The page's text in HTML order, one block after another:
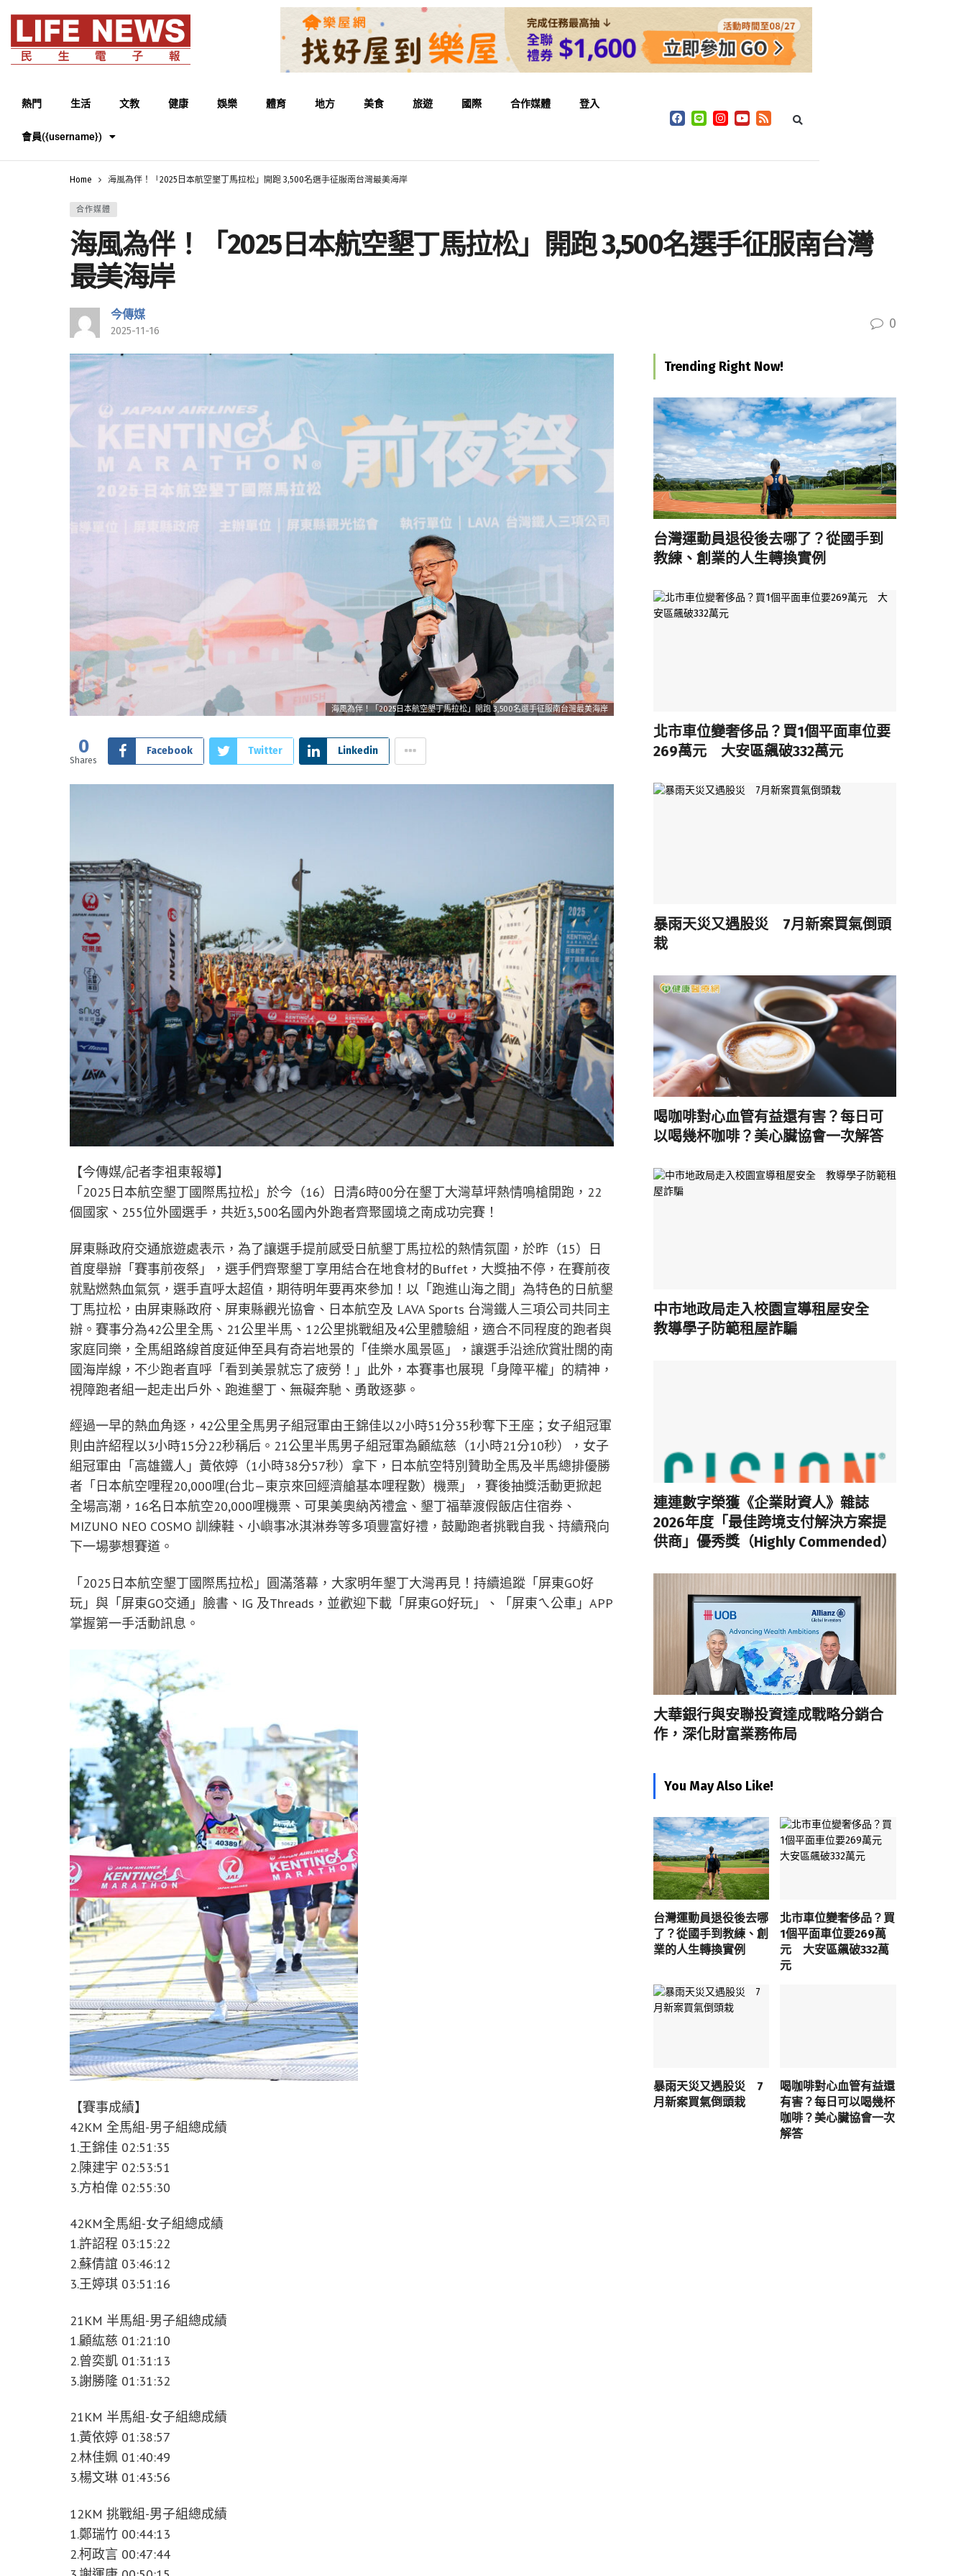
熱門 生活 文教 健康 娛樂 體育 地方 美食 旅遊 國際 合作媒體 登入
會員({username})
Home 海風為伴！「2025日本航空墾丁馬拉松」開跑 3,500名選手征服南台灣最美海岸
合作媒體
海風為伴！「2025日本航空墾丁馬拉松」開跑 3,500名選手征服南台灣
最美海岸
今傳媒
2025-11-16 0
海風為伴！「2025日本航空墾丁馬拉松」開跑 3,500名選手征服南台灣最美海岸
0
Shares
Facebook Twitter Linkedin
【今傳媒/記者李祖東報導】
「2025日本航空墾丁國際馬拉松」於今（16）日清6時00分在墾丁大灣草坪熱情鳴槍開跑，22
個國家、255位外國選手，共近3,500名國內外跑者齊聚國境之南成功完賽！
屏東縣政府交通旅遊處表示，為了讓選手提前感受日航墾丁馬拉松的熱情氛圍，於昨（15）日
首度舉辦「賽事前夜祭」，選手們齊聚墾丁享用結合在地食材的Buffet，大獎抽不停，在賽前夜
就點燃熱血氣氛，選手直呼太超值，期待明年要再來參加！以「跑進山海之間」為特色的日航墾
丁馬拉松，由屏東縣政府、屏東縣觀光協會、日本航空及 LAVA Sports 台灣鐵人三項公司共同主
辦。賽事分為42公里全馬、21公里半馬、12公里挑戰組及4公里體驗組，適合不同程度的跑者與
家庭同樂，全馬組路線首度延伸至具有奇岩地景的「佳樂水風景區」，讓選手沿途欣賞壯闊的南
國海岸線，不少跑者直呼「看到美景就忘了疲勞！」此外，本賽事也展現「身障平權」的精神，
視障跑者組一起走出戶外、跑進墾丁、無礙奔馳、勇敢逐夢。
經過一早的熱血角逐，42公里全馬男子組冠軍由王錦佳以2小時51分35秒奪下王座；女子組冠軍
則由許紹程以3小時15分22秒稱后。21公里半馬男子組冠軍為顧紘慈（1小時21分10秒），女子
組冠軍由「高雄鐵人」黃依婷（1小時38分57秒）拿下，日本航空特別贊助全馬及半馬總排優勝
者「日本航空哩程20,000哩(台北—東京來回經濟艙基本哩程數）機票」，賽後抽獎活動更掀起
全場高潮，16名日本航空20,000哩機票、可果美奧納芮禮盒、墾丁福華渡假飯店住宿券、
MIZUNO NEO COSMO 訓練鞋、小嶼事冰淇淋券等多項豐富好禮，鼓勵跑者挑戰自我、持續飛向
下一場夢想賽道。
「2025日本航空墾丁國際馬拉松」圓滿落幕，大家明年墾丁大灣再見！持續追蹤「屏東GO好
玩」與「屏東GO交通」臉書、IG 及Threads，並歡迎下載「屏東GO好玩」、「屏東ㄟ公車」APP
掌握第一手活動訊息。
【賽事成績】
42KM 全馬組-男子組總成績
1.王錦佳 02:51:35
2.陳建宇 02:53:51
3.方柏偉 02:55:30
42KM全馬組-女子組總成績
1.許詔程 03:15:22
2.蘇倩誼 03:46:12
3.王婷琪 03:51:16
21KM 半馬組-男子組總成績
1.顧紘慈 01:21:10
2.曾奕凱 01:31:13
3.謝勝隆 01:31:32
21KM 半馬組-女子組總成績
1.黃依婷 01:38:57
2.林佳姵 01:40:49
3.楊文琳 01:43:56
12KM 挑戰組-男子組總成績
1.鄭瑞竹 00:44:13
2.柯政言 00:47:44
Trending Right Now!
台灣運動員退役後去哪了？從國手到
教練、創業的人生轉換實例
北市車位變奢侈品？買1個平面車位要
269萬元 大安區飆破332萬元
暴雨天災又遇股災 7月新案買氣倒頭
栽
喝咖啡對心血管有益還有害？每日可
以喝幾杯咖啡？美心臟協會一次解答
中市地政局走入校園宣導租屋安全
教導學子防範租屋詐騙
連連數字榮獲《企業財資人》雜誌
2026年度「最佳跨境支付解決方案提
供商」優秀獎（Highly Commended）
大華銀行與安聯投資達成戰略分銷合
作，深化財富業務佈局
You May Also Like!
台灣運動員退役後去哪
了？從國手到教練、創
業的人生轉換實例
北市車位變奢侈品？買
1個平面車位要269萬
元 大安區飆破332萬
元
暴雨天災又遇股災 7
月新案買氣倒頭栽
喝咖啡對心血管有益還
有害？每日可以喝幾杯
咖啡？美心臟協會一次
解答